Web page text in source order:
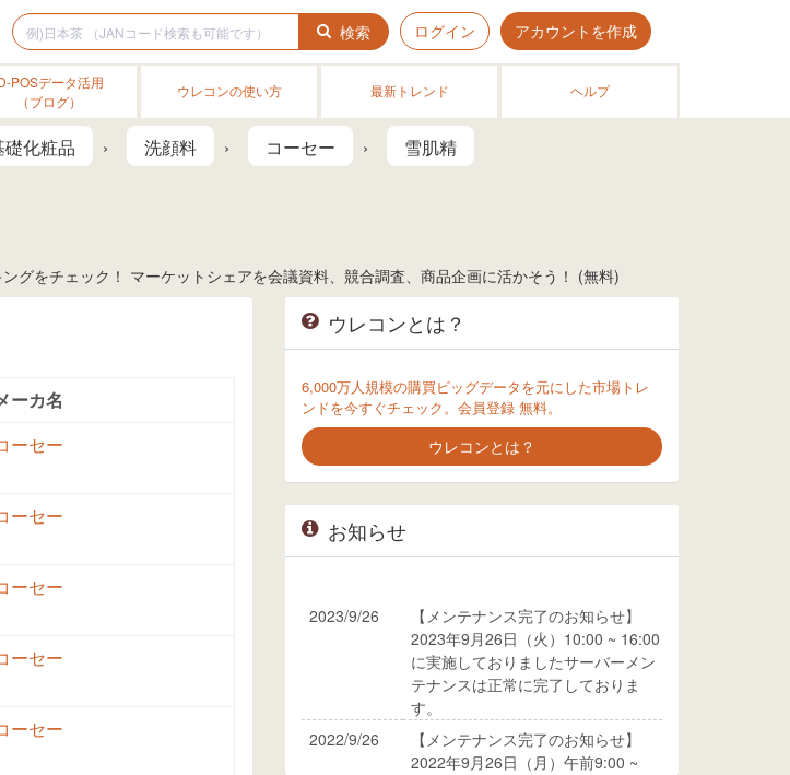
検索 ログイン アカウントを作成
POSデータ活用
（ブログ）
ウレコンの使い方 最新トレンド ヘルプ
礎化粧品 洗顔料 コーセー 雪肌精
グをチェック！ マーケットシェアを会議資料、競合調査、商品企画に活かそう！ (無料)
ーカ名
ーセー
ーセー
ーセー
ーセー
ーセー
ウレコンとは？
6,000万人規模の購買ビッグデータを元にした市場トレ
ンドを今すぐチェック。会員登録 無料。
ウレコンとは？
お知らせ
2023/9/26
【メンテナンス完了のお知らせ】
2023年9月26日（火）10:00 ~ 16:00
に実施しておりましたサーバーメン
テナンスは正常に完了しておりま
す。
2022/9/26
【メンテナンス完了のお知らせ】
2022年9月26日（月）午前9:00 ~